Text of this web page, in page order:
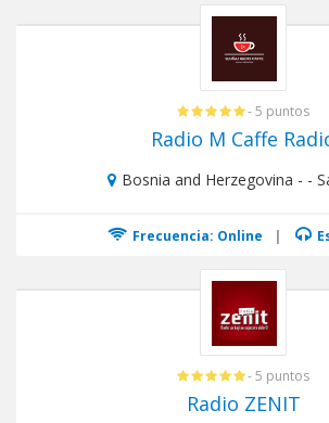
- 5 puntos
Radio M Caffe
Bosnia and Herzegovina - -
Frecuencia: Online |
- 5 puntos
Radio ZENIT